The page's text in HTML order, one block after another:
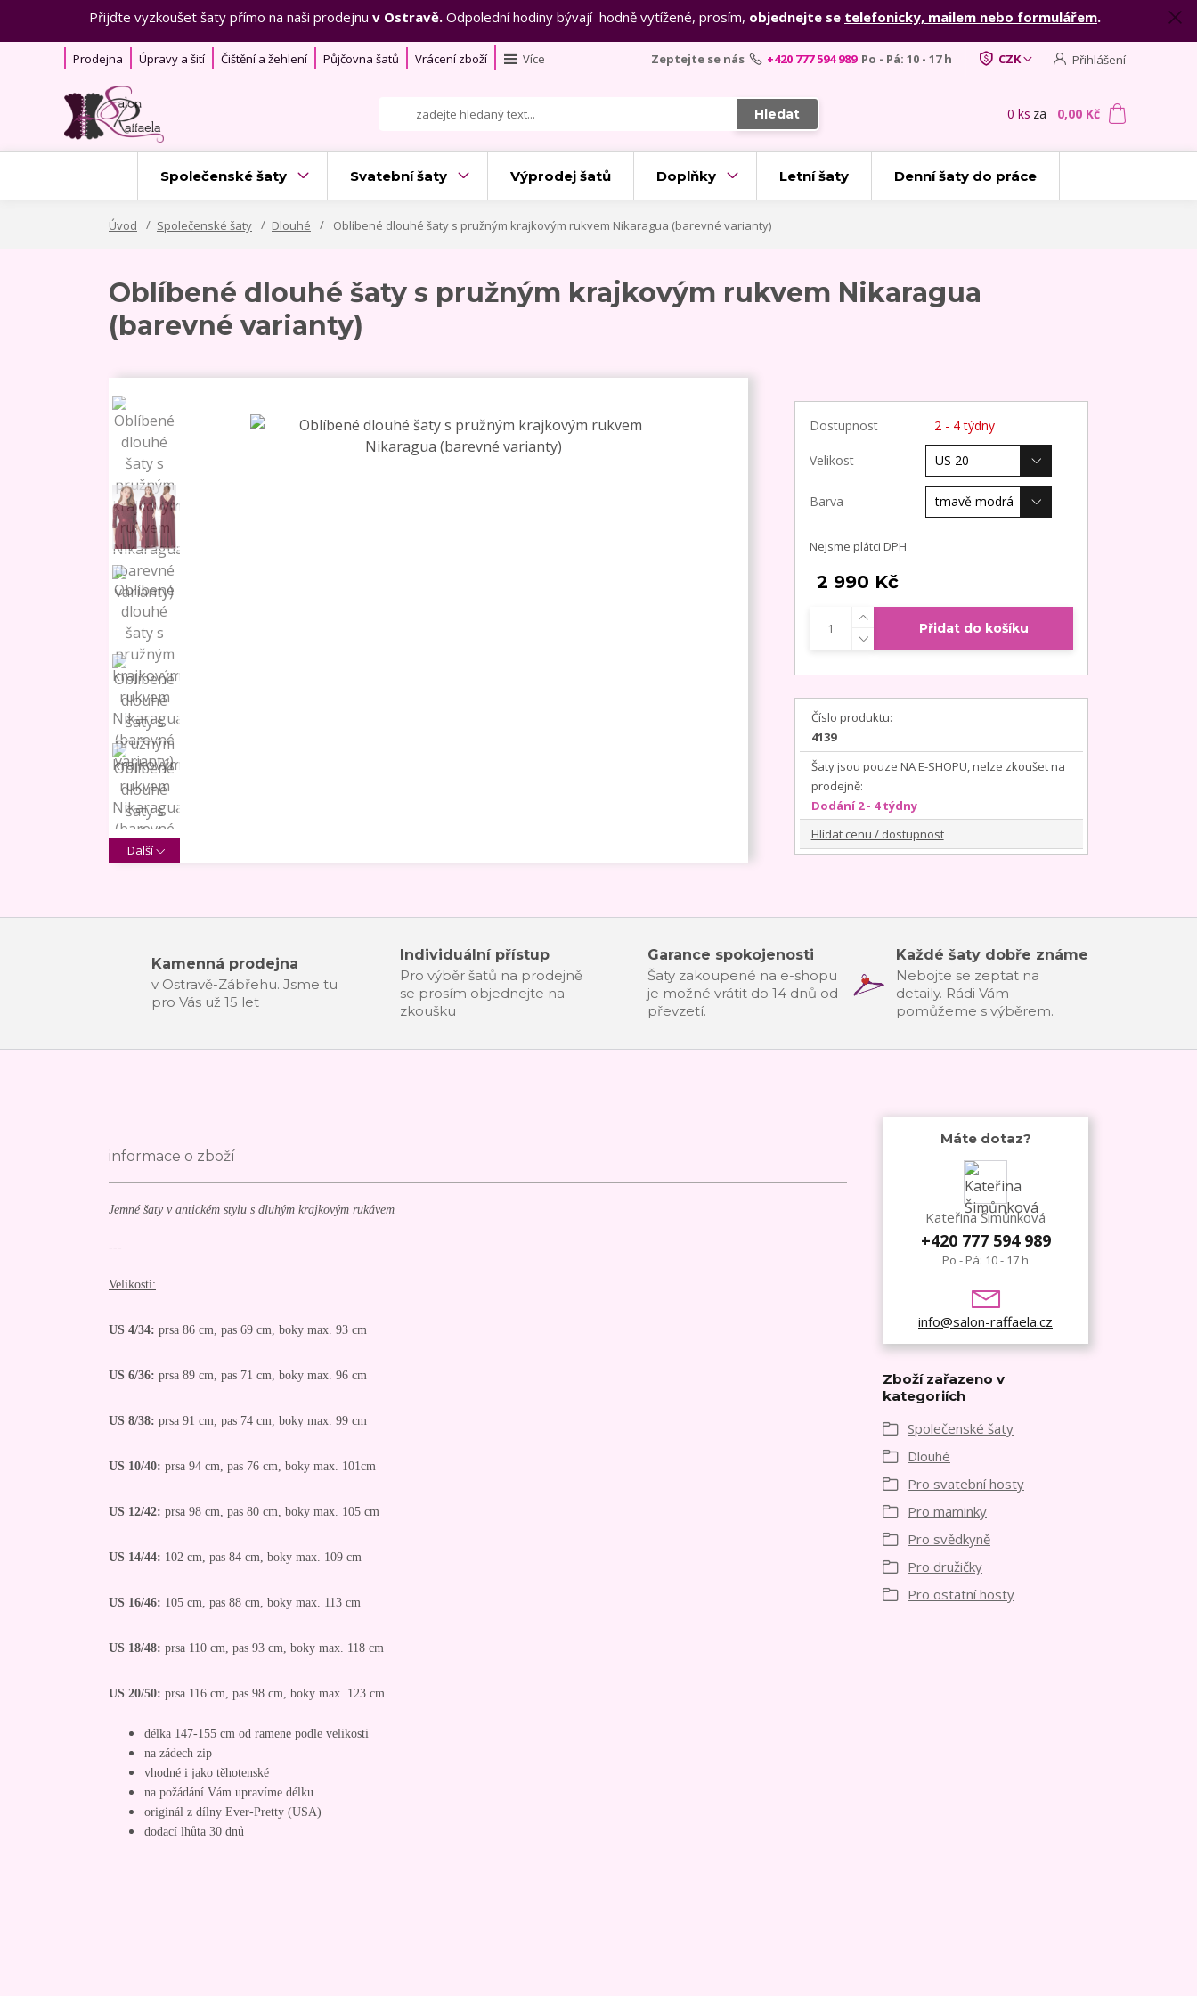
Přijďte vyzkoušet šaty přímo na naši prodejnu v Ostravě. Odpolední hodiny bývají hodně vytížené, prosím, objednejte se telefonicky, mailem nebo formulářem.
Prodejna Úpravy a šití Čištění a žehlení Půjčovna šatů Vrácení zboží Více CZK Přihlášení
Hledat
Zeptejte se nás +420 777 594 989 Po - Pá: 10 - 17 h
0 ks za 0,00 Kč
Společenské šaty Svatební šaty Výprodej šatů Doplňky Letní šaty Denní šaty do práce
Úvod Společenské šaty Dlouhé Oblíbené dlouhé šaty s pružným krajkovým rukvem Nikaragua (barevné varianty)
Oblíbené dlouhé šaty s pružným krajkovým rukvem Nikaragua
(barevné varianty)
Další
Dostupnost 2 - 4 týdny
Velikost
Barva
Nejsme plátci DPH
2 990 Kč
Přidat do košíku
Číslo produktu:
4139
Šaty jsou pouze NA E-SHOPU, nelze zkoušet na
prodejně:
Dodání 2 - 4 týdny
Hlídat cenu / dostupnost
Kamenná prodejna
v Ostravě-Zábřehu. Jsme tu
pro Vás už 15 let
Individuální přístup
Pro výběr šatů na prodejně
se prosím objednejte na
zkoušku
Garance spokojenosti
Šaty zakoupené na e-shopu
je možné vrátit do 14 dnů od
převzetí.
Každé šaty dobře známe
Nebojte se zeptat na
detaily. Rádi Vám
pomůžeme s výběrem.
informace o zboží
Jemné šaty v antickém stylu s dluhým krajkovým rukávem
---
Velikosti:
US 4/34: prsa 86 cm, pas 69 cm, boky max. 93 cm
US 6/36: prsa 89 cm, pas 71 cm, boky max. 96 cm
US 8/38: prsa 91 cm, pas 74 cm, boky max. 99 cm
US 10/40: prsa 94 cm, pas 76 cm, boky max. 101cm
US 12/42: prsa 98 cm, pas 80 cm, boky max. 105 cm
US 14/44: 102 cm, pas 84 cm, boky max. 109 cm
US 16/46: 105 cm, pas 88 cm, boky max. 113 cm
US 18/48: prsa 110 cm, pas 93 cm, boky max. 118 cm
US 20/50: prsa 116 cm, pas 98 cm, boky max. 123 cm
délka 147-155 cm od ramene podle velikosti
na zádech zip
vhodné i jako těhotenské
na požádání Vám upravíme délku
originál z dílny Ever-Pretty (USA)
dodací lhůta 30 dnů
Máte dotaz?
Kateřina Šimůnková
+420 777 594 989
Po - Pá: 10 - 17 h
info@salon-raffaela.cz
Zboží zařazeno v
kategoriích
Společenské šaty
Dlouhé
Pro svatební hosty
Pro maminky
Pro svědkyně
Pro družičky
Pro ostatní hosty